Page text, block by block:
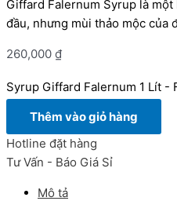
Giffard Falernum Syrup là
đầu, nhưng mùi thảo mộc của
260,000 ₫
Syrup Giffard Falernum 1 Lít -
Thêm vào giỏ hàng
Hotline đặt hàng
Tư Vấn - Báo Giá Sỉ
Mô tả